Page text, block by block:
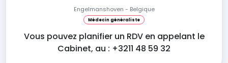
Engelmanshoven - Belgique
Médecin généraliste
Vous pouvez planifier un RDV en appelant le
Cabinet, au : +3211 48 59 32